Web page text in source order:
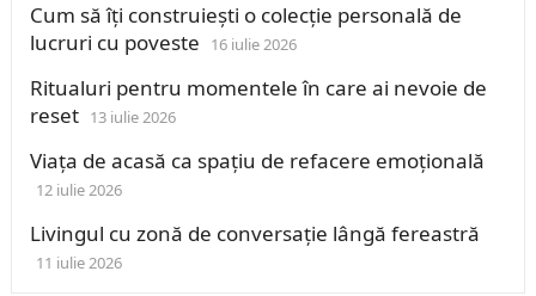
Cum să îți construiești o colecție personală de
lucruri cu poveste
16 iulie 2026
Ritualuri pentru momentele în care ai nevoie de
reset 13 iulie 2026
Viața de acasă ca spațiu de refacere emoțională
12 iulie 2026
Livingul cu zonă de conversație lângă fereastră
11 iulie 2026